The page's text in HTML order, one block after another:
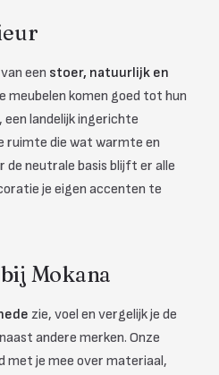
een stoer, natuurlijk en
meubelen komen goed tot hun
landelijk ingerichte
ruimte die wat warmte en
de neutrale basis blijft er alle
je eigen accenten te
Mokana
zie, voel en vergelijk je de
andere merken. Onze
met je mee over materiaal,